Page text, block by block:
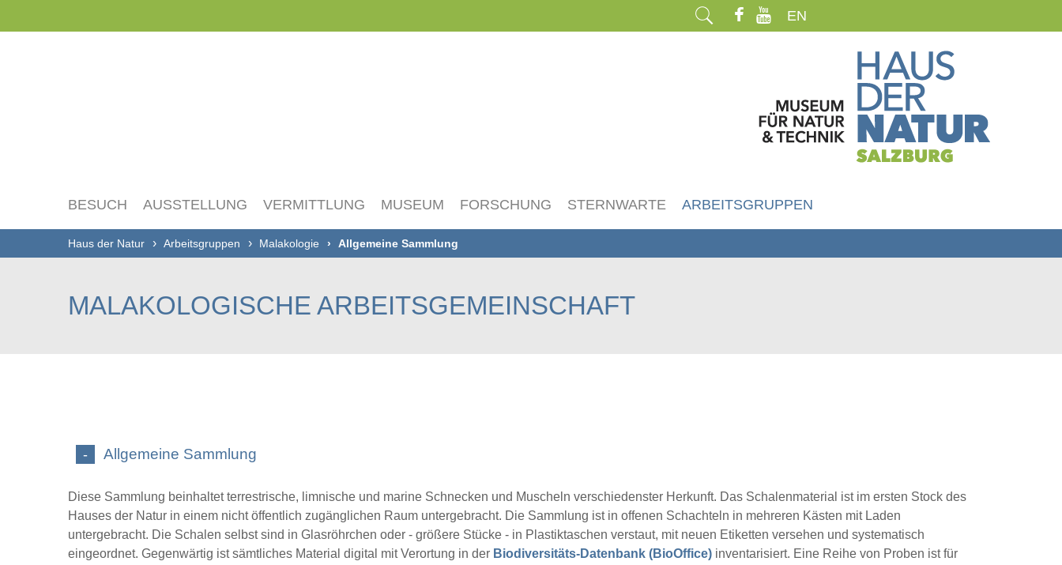
EN
BESUCH AUSSTELLUNG VERMITTLUNG MUSEUM FORSCHUNG STERNWARTE ARBEITSGRUPPEN
Haus der Natur Arbeitsgruppen Malakologie Allgemeine Sammlung
MALAKOLOGISCHE ARBEITSGEMEINSCHAFT
Allgemeine Sammlung
Diese Sammlung beinhaltet terrestrische, limnische und marine Schnecken und Muscheln verschiedenster Herkunft. Das Schalenmaterial ist im ersten Stock des
Hauses der Natur in einem nicht öffentlich zugänglichen Raum untergebracht. Die Sammlung ist in offenen Schachteln in mehreren Kästen mit Laden
untergebracht. Die Schalen selbst sind in Glasröhrchen oder - größere Stücke - in Plastiktaschen verstaut, mit neuen Etiketten versehen und systematisch
eingeordnet. Gegenwärtig ist sämtliches Material digital mit Verortung in der Biodiversitäts-Datenbank (BioOffice) inventarisiert. Eine Reihe von Proben ist für